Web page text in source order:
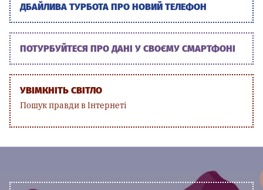
ДБАЙЛИВА ТУРБОТА ПРО НОВИЙ ТЕЛЕФОН
ПОТУРБУЙТЕСЯ ПРО ДАНІ У СВОЄМУ СМАРТФОНІ
УВІМКНІТЬ СВІТЛО
Пошук правди в Інтернеті